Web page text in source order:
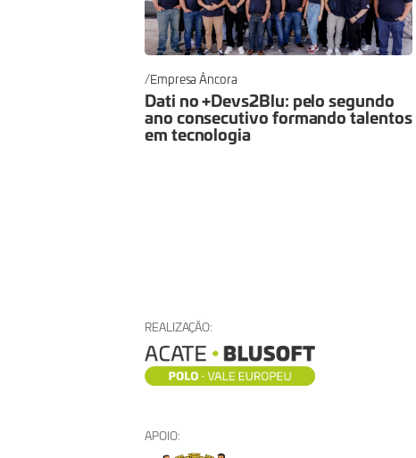
Empresa Âncora
Dati no +Devs2Blu: pelo segundo
ano consecutivo formando talentos
em tecnologia
REALIZAÇÃO:
APOIO: